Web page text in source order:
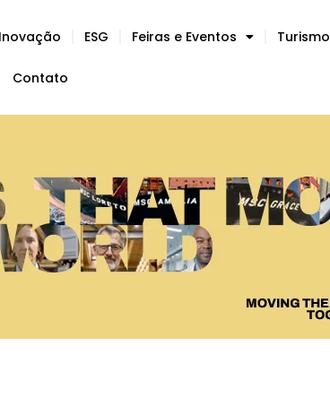
Inovação ESG Feiras e Eventos Turismo
Contato